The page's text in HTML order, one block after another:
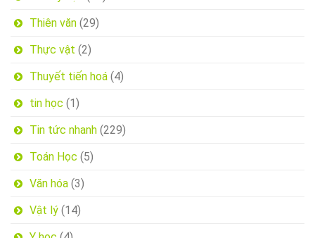
Thiên văn (29)
Thực vật (2)
Thuyết tiến hoá (4)
tin học (1)
Tin tức nhanh (229)
Toán Học (5)
Văn hóa (3)
Vật lý (14)